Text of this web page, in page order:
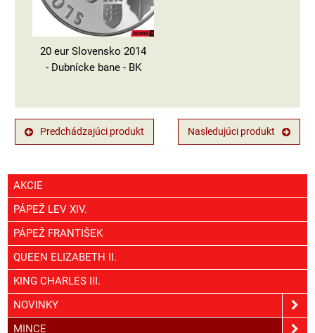
20 eur Slovensko 2014
- Dubnícke bane - BK
Predchádzajúci produkt Nasledujúci produkt
AKCIE
PÁPEŽ LEV XIV.
PÁPEŽ FRANTIŠEK
QUEEN ELIZABETH II.
KING CHARLES III.
NOVINKY
MINCE